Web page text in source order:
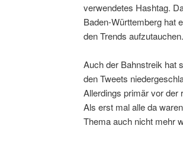
verwendetes Hashtag.
Baden-Württemberg hat
den Trends aufzutauchen.
Auch der Bahnstreik hat
den Tweets
Allerdings primär vor der
Als erst mal alle da
Thema auch nicht mehr